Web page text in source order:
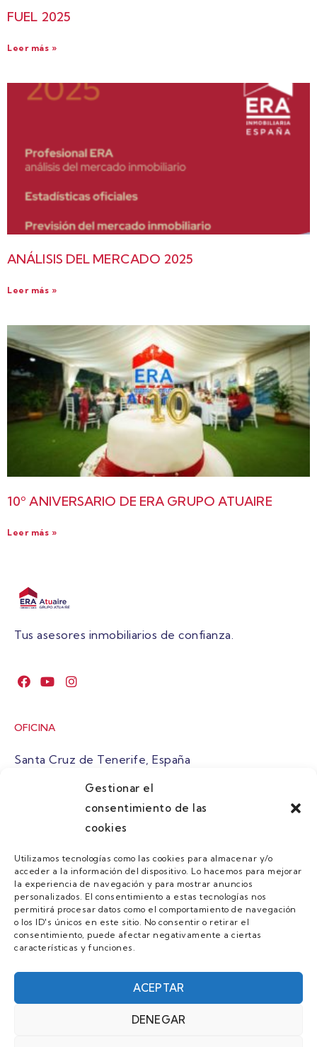
Gestionar el
consentimiento de las
cookies
Utilizamos tecnologías como las cookies para almacenar y/o
acceder a la información del dispositivo. Lo hacemos para mejorar
la experiencia de navegación y para mostrar anuncios
personalizados. El consentimiento a estas tecnologías nos
permitirá procesar datos como el comportamiento de navegación
o los ID's únicos en este sitio. No consentir o retirar el
consentimiento, puede afectar negativamente a ciertas
características y funciones.
ACEPTAR
DENEGAR
FUEL 2025
Leer más »
ANÁLISIS DEL MERCADO 2025
Leer más »
10º ANIVERSARIO DE ERA GRUPO ATUAIRE
Leer más »
Tus asesores inmobiliarios de confianza.
OFICINA
Santa Cruz de Tenerife, España
atuaire@grupoatuaire.com
+34 638765829
MENU
Quienes Somos
Guias
Contacto
Únete